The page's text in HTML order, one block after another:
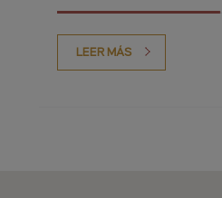
LEER MÁS